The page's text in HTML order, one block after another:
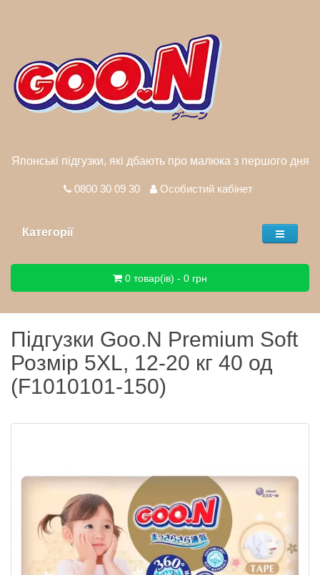
Японські підгузки, які дбають про малюка з першого дня
0800 30 09 30 Особистий кабінет
Категорії
0 товар(ів) - 0 грн
Підгузки Goo.N Premium Soft
Розмір 5XL, 12-20 кг 40 од
(F1010101-150)